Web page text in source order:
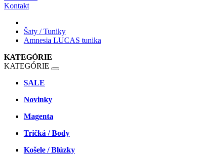
Kontakt
Šaty / Tuniky
Amnesia LUCAS tunika
KATEGÓRIE
KATEGÓRIE
SALE
Novinky
Magenta
Tričká / Body
Košele / Blúzky